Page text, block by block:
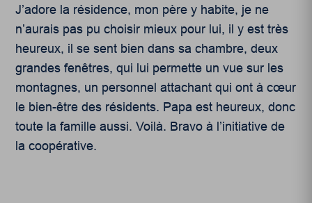
J’adore la résidence, mon père y habite, je ne
n’aurais pas pu choisir mieux pour lui, il y est très
heureux, il se sent bien dans sa chambre, deux
grandes fenêtres, qui lui permette un vue sur les
montagnes, un personnel attachant qui ont à cœur
le bien-être des résidents. Papa est heureux, donc
toute la famille aussi. Voilà. Bravo à l’initiative de
la coopérative.